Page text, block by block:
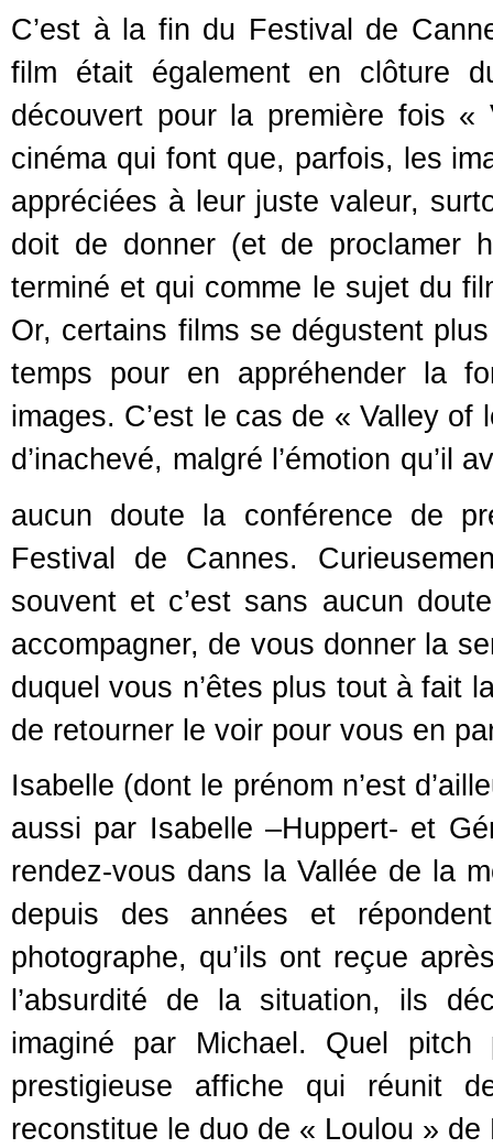
C’est à la fin du Festival de
film était également en clôture
découvert pour la première fois
cinéma qui font que, parfois, les
appréciées à leur juste valeur,
doit de donner (et de proclamer
terminé et qui comme le sujet du
Or, certains films se dégustent
temps pour en appréhender la
images. C’est le cas de « Valley
d’inachevé, malgré l’émotion qu’il
aucun doute la conférence de
Festival de Cannes.
souvent et c’est sans aucun
accompagner, de vous donner la
duquel vous n’êtes plus tout à fait
de retourner le voir pour vous en
Isabelle (dont le prénom n’est
aussi par Isabelle –Huppert- et
rendez-vous dans la Vallée de la
depuis des années et
photographe, qu’ils ont reçue
l’absurdité de la situation, ils
imaginé par Michael. Quel
prestigieuse affiche qui réunit
reconstitue le duo de « Loulou »